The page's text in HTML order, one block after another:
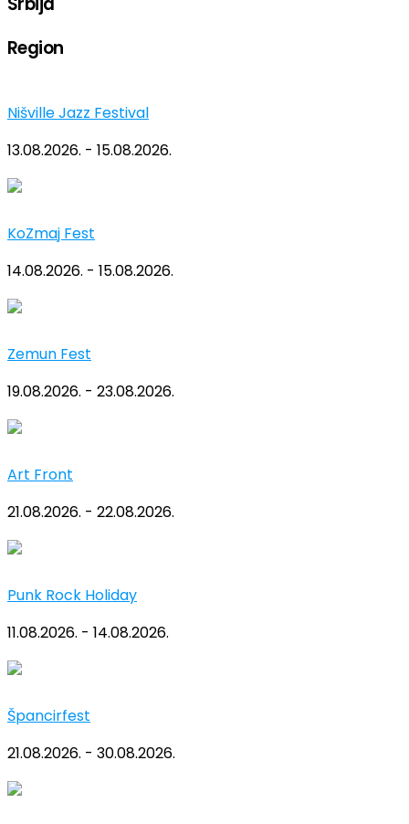
Region
Nišville Jazz Festival
13.08.2026. - 15.08.2026.
KoZmaj Fest
14.08.2026. - 15.08.2026.
Zemun Fest
19.08.2026. - 23.08.2026.
Art Front
21.08.2026. - 22.08.2026.
Punk Rock Holiday
11.08.2026. - 14.08.2026.
Špancirfest
21.08.2026. - 30.08.2026.